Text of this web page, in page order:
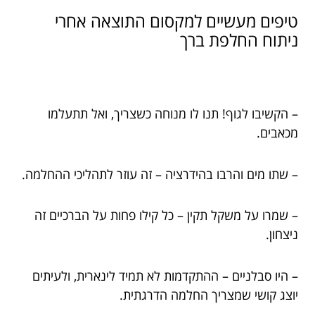
טיפים מעשיים למקסום התוצאה אחרי
ניתוח החלפת ברך
– הקשיבו לגוף! תנו לו מנוחה כשצריך, ואל תתעלמו
מכאבים.
– שתו מים והרבו בהידרציה – זה עוזר לתהליכי ההחלמה.
– שמרו על משקל תקין – כל קילו פחות על הברכיים זה
ניצחון.
– היו סבלניים – ההתקדמות לא תמיד לינארית, ולעיתים
יוצג קושי שמצריך החלמה הדרגתית.